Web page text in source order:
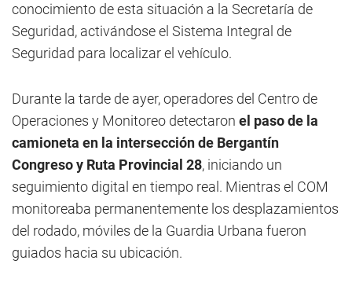
conocimiento de esta situación a la Secretaría de
Seguridad, activándose el Sistema Integral de
Seguridad para localizar el vehículo.
Durante la tarde de ayer, operadores del Centro de
Operaciones y Monitoreo detectaron el paso de la
camioneta en la intersección de Bergantín
Congreso y Ruta Provincial 28, iniciando un
seguimiento digital en tiempo real. Mientras el COM
monitoreaba permanentemente los desplazamientos
del rodado, móviles de la Guardia Urbana fueron
guiados hacia su ubicación.